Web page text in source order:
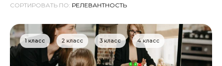
СОРТИРОВАТЬ ПО:
1 класс 2 класс 3 класс 4 класс